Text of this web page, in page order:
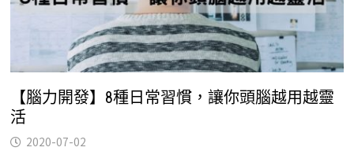
【腦力開發】8種日常習慣，讓你頭腦越用越靈
活
2020-07-02